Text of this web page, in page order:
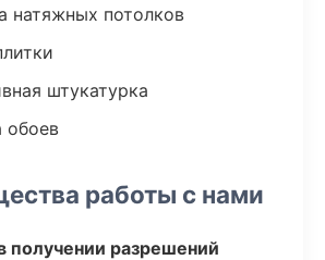
натяжных потолков
штукатурка
обоев
работы с нами
получении разрешений